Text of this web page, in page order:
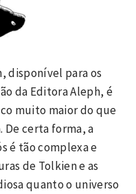
disponível para os
da Editora Aleph, é
muito maior do que
De certa forma, a
é tão complexa e
de Tolkien e as
quanto o universo